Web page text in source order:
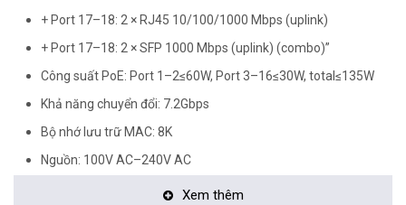
+ Port 17–18: 2 × RJ45 10/100/1000 Mbps (uplink)
+ Port 17–18: 2 × SFP 1000 Mbps (uplink) (combo)”
Công suất PoE: Port 1–2≤60W, Port 3–16≤30W, total≤135W
Khả năng chuyển đổi: 7.2Gbps
Bộ nhớ lưu trữ MAC: 8K
Nguồn: 100V AC–240V AC
Xem thêm